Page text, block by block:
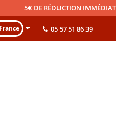
5€ DE RÉDUCTION
France 05 57 51 86 39